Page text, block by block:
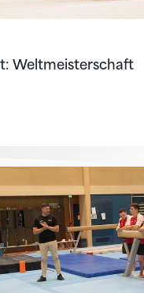
Weltmeisterschaft
nach Zagreb